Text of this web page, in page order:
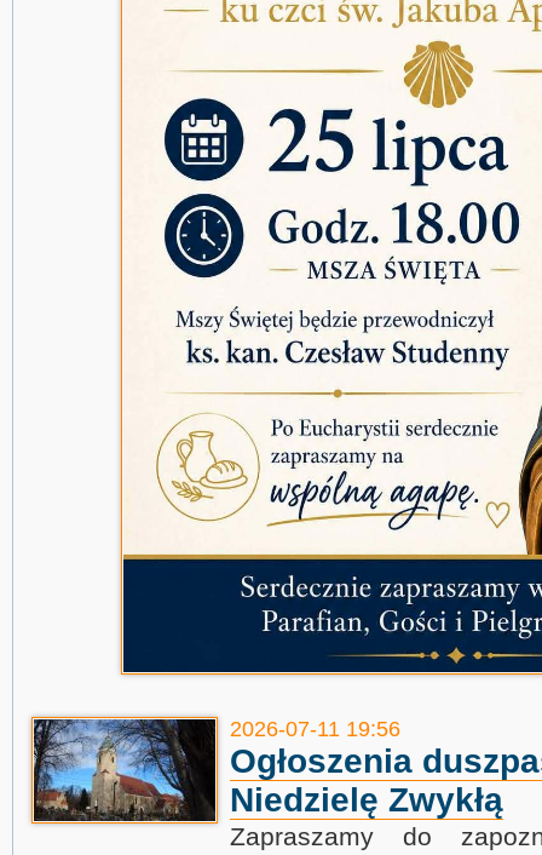
2026-07-11 19:56
Ogłoszenia
Niedzielę Zwykłą
Zapraszamy do